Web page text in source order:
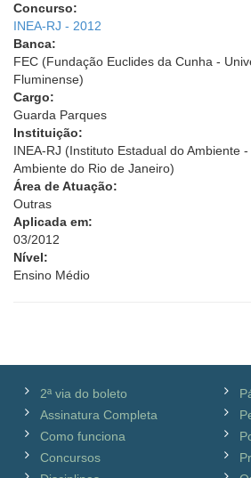
Concurso:
INEA-RJ - 2012
Banca:
FEC (Fundação Euclides da Cunha -
Fluminense)
Cargo:
Guarda Parques
Instituição:
INEA-RJ (Instituto Estadual do Ambiente
Ambiente do Rio de Janeiro)
Área de Atuação:
Outras
Aplicada em:
03/2012
Nível:
Ensino Médio
2ª via do boleto
Assinatura Completa
Como funciona
Concursos